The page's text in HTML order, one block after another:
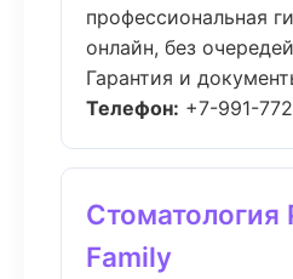
профессиональная
онлайн, без
Гарантия и
Телефон: +7-991-
Стоматология
Family